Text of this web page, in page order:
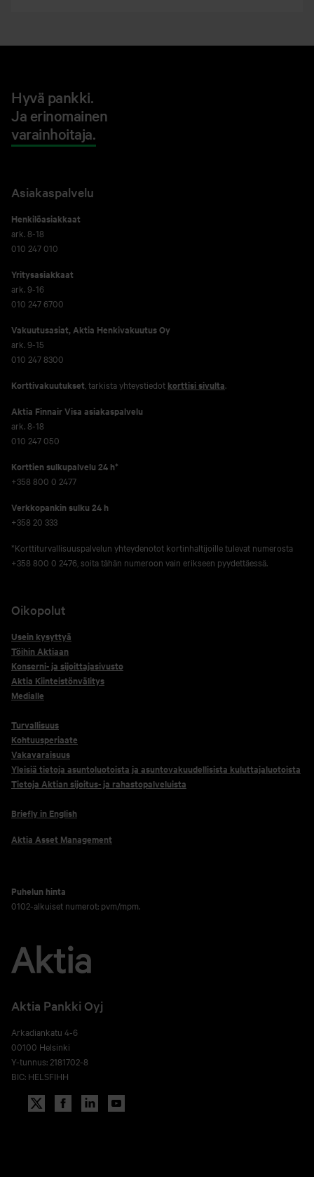
Hyvä pankki.
Ja erinomainen
varainhoitaja.
Asiakaspalvelu
Henkilöasiakkaat
ark. 8-18
010 247 010
Yritysasiakkaat
ark. 9-16
010 247 6700
Vakuutusasiat, Aktia Henkivakuutus Oy
ark. 9-15
010 247 8300
Korttivakuutukset , tarkista yhteystiedot korttisi sivulta.
Aktia Finnair Visa asiakaspalvelu
ark. 8-18
010 247 050
Korttien sulkupalvelu 24 h*
+358 800 0 2477
Verkko­pankin sulku 24 h
+358 20 333
*Korttiturvallisuuspalvelun yhteydenotot kortinhaltijoille tulevat numerosta
+358 800 0 2476, soita tähän numeroon vain erikseen pyydettäessä.
Oikopolut
Usein kysyttyä
Töihin Aktiaan
Konserni- ja sijoittajasivusto
Aktia Kiinteistönvälitys
Medialle
Turvallisuus
Kohtuusperiaate
Vakavaraisuus
Yleisiä tietoja asuntoluotoista ja asuntovakuudellisista kuluttajaluotoista
Tietoja Aktian sijoitus- ja rahastopalveluista
Briefly in English
Aktia Asset Management
Puhelun hinta
0102-alkuiset numerot: pvm/mpm.
Aktia Pankki Oyj
Arkadiankatu 4-6
00100 Helsinki
Y-tunnus: 2181702-8
BIC: HELSFIHH